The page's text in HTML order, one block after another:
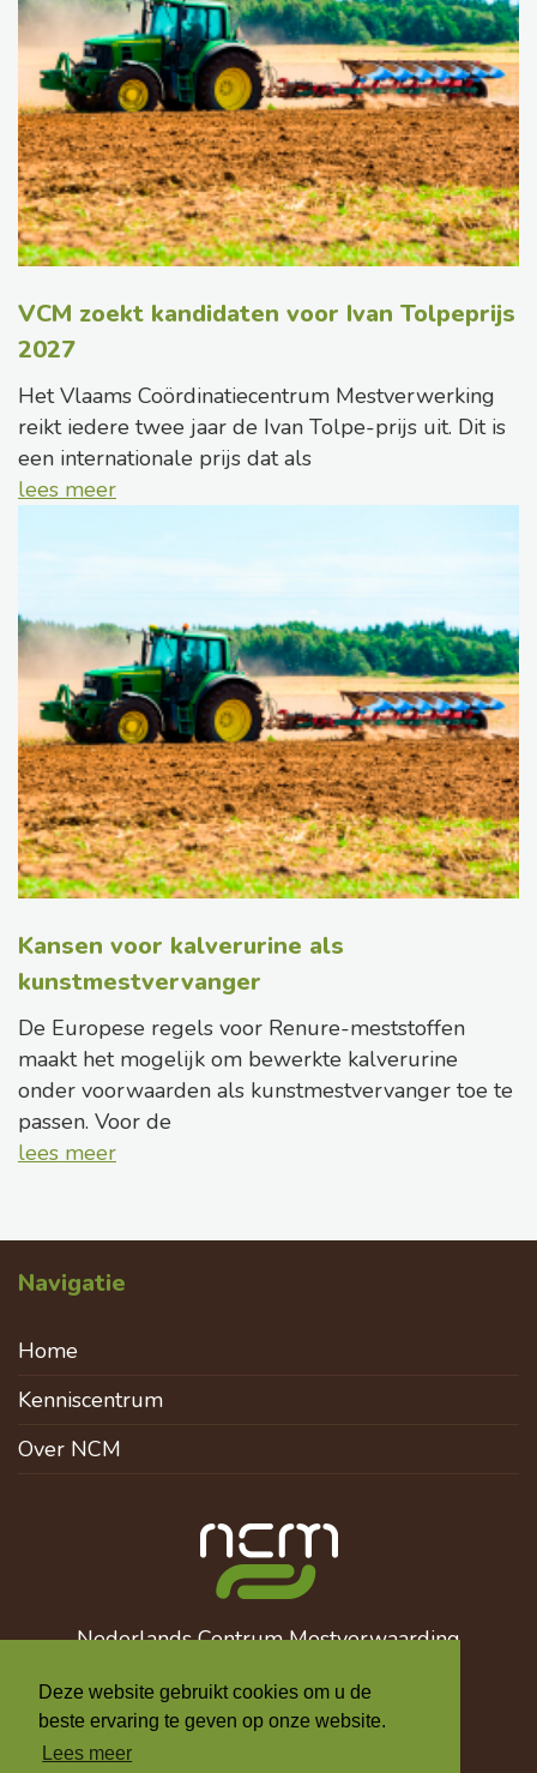
Deze website gebruikt cookies om u de
beste ervaring te geven op onze website.
Lees meer
VCM zoekt kandidaten voor Ivan Tolpeprijs
2027
Het Vlaams Coördinatiecentrum Mestverwerking
reikt iedere twee jaar de Ivan Tolpe-prijs uit. Dit is
een internationale prijs dat als
lees meer
Kansen voor kalverurine als
kunstmestvervanger
De Europese regels voor Renure-meststoffen
maakt het mogelijk om bewerkte kalverurine
onder voorwaarden als kunstmestvervanger toe te
passen. Voor de
lees meer
Navigatie
Home
Kenniscentrum
Over NCM
Nederlands Centrum Mestverwaarding
info@mestverwaarding.nl
+31 6 510 137 12